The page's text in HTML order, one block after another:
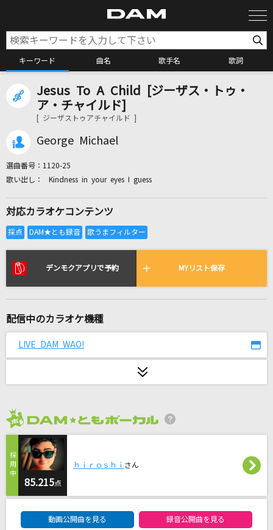
キーワード 曲名 歌手名 歌詞
カラオケ検索
カラオケ店舗検索
カラオケリクエスト
リアルタイムで歌われている曲の一覧
[生音]化粧
盛れ！ミ・アモーレ
Juice=Juice
シャイトープ
[生音]綾
ダーリン
Mrs. GREEN APPLE
月が綺麗ねと言われたい！
柿崎ユウタ
Jesus To A Child [ジーザス・トゥ・
ア・チャイルド]
[ ジーザストゥアチャイルド ]
George Michael
選曲番号： 1120-25
Kindness in your eyes I guess
対応カラオケコンテンツ
デンモクアプリで予約 MYリスト保存
配信中のカラオケ機種
LIVE DAM WAO!
85.215点
ｈｉｒｏｓｈｉ さん
動画公開曲を見る 録音公開曲を見る